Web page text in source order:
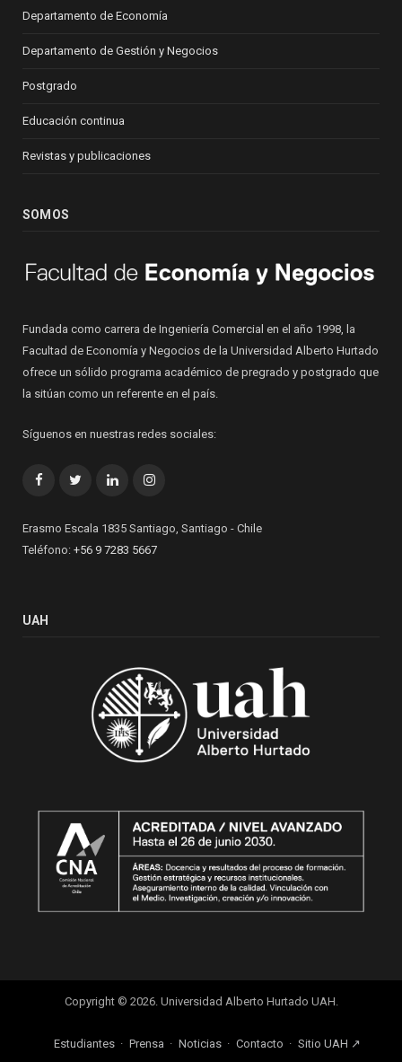
Departamento de Economía
Departamento de Gestión y Negocios
Postgrado
Educación continua
Revistas y publicaciones
SOMOS
Fundada como carrera de Ingeniería Comercial en el año 1998, la
Facultad de Economía y Negocios de la Universidad Alberto Hurtado
ofrece un sólido programa académico de pregrado y postgrado que
la sitúan como un referente en el país.
Síguenos en nuestras redes sociales:
FacebookTwitterLinkedInInstagram
Erasmo Escala 1835 Santiago, Santiago - Chile
Teléfono: +56 9 7283 5667
UAH
Copyright © 2026. Universidad Alberto Hurtado UAH.
Estudiantes Prensa Noticias Contacto Sitio UAH ↗